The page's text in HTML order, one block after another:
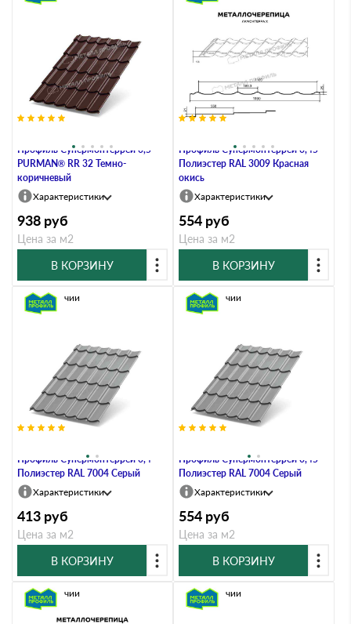
Профиль Супермонтеррей 0,5
PURMAN® RR 32 Темно-
коричневый
Характеристики
938 руб
Цена за м2
В КОРЗИНУ
Профиль Супермонтеррей 0,45
Полиэстер RAL 3009 Красная
окись
Характеристики
554 руб
Цена за м2
В КОРЗИНУ
Профиль Супермонтеррей 0,4
Полиэстер RAL 7004 Серый
В наличии
Характеристики
413 руб
Цена за м2
В КОРЗИНУ
Профиль Супермонтеррей 0,45
Полиэстер RAL 7004 Серый
В наличии
Характеристики
554 руб
Цена за м2
В КОРЗИНУ
В наличии В наличии